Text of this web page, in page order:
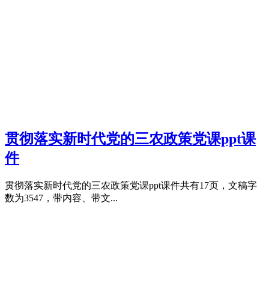
贯彻落实新时代党的三农政策党课ppt课
件
贯彻落实新时代党的三农政策党课ppt课件共有17页，文稿字
数为3547，带内容、带文...